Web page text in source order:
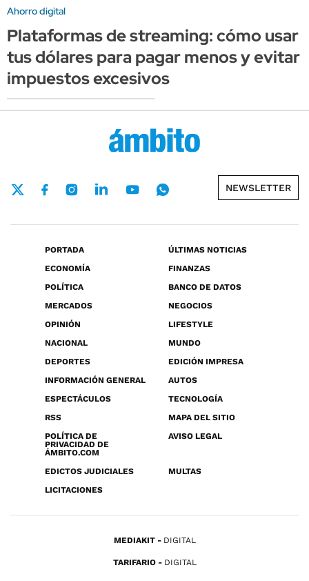
Ahorro digital
Plataformas de streaming: cómo usar
tus dólares para pagar menos y evitar
impuestos excesivos
NEWSLETTER
PORTADA
ÚLTIMAS NOTICIAS
ECONOMÍA
FINANZAS
POLÍTICA
BANCO DE DATOS
MERCADOS
NEGOCIOS
OPINIÓN
LIFESTYLE
NACIONAL
MUNDO
DEPORTES
EDICIÓN IMPRESA
INFORMACIÓN GENERAL
AUTOS
ESPECTÁCULOS
TECNOLOGÍA
RSS
MAPA DEL SITIO
POLÍTICA DE
PRIVACIDAD DE
ÁMBITO.COM
AVISO LEGAL
EDICTOS JUDICIALES
MULTAS
LICITACIONES
MEDIAKIT DIGITAL
TARIFARIO DIGITAL